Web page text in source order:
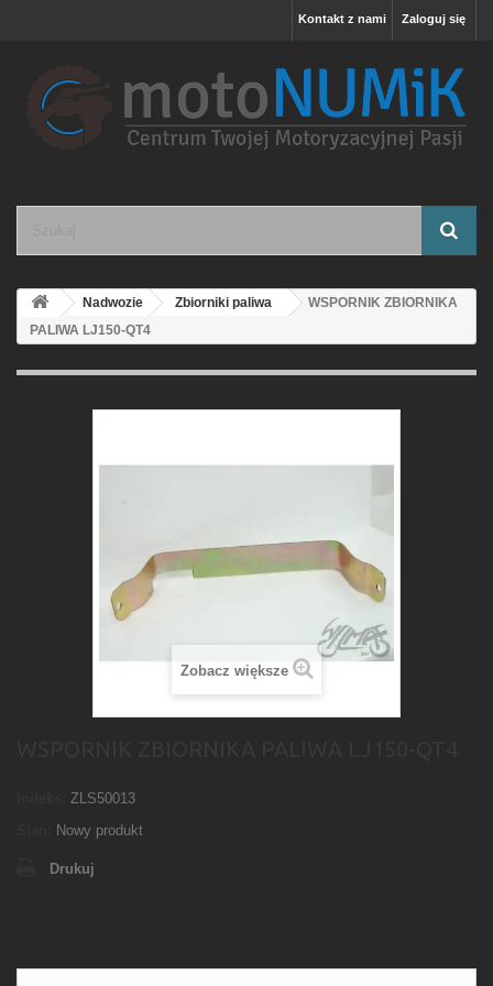
Zaloguj się
Kontakt z nami
Nadwozie Zbiorniki paliwa
WSPORNIK ZBIORNIKA
PALIWA LJ150-QT4
Zobacz większe
ZLS50013
Nowy produkt
Drukuj